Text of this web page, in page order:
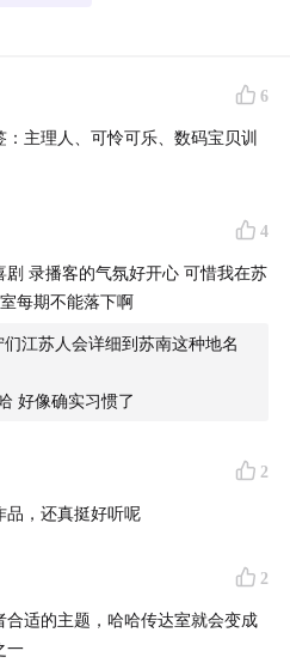
行）：作为脱口秀协会主席我
如果吴杨破产了我会写毛笔
为真神之后我被钉在了不止
：穿越到唐朝我也是神奇宝
算精神出轨？我不都告诉对
6
主理人、可怜可乐、数码宝贝训
4
录播客的气氛好开心 可惜我在苏
哈传达室每期不能落下啊
们江苏人会详细到苏南这种地名
好像确实习惯了
2
品，还真挺好听呢
2
适的主题，哈哈传达室就会变成
一